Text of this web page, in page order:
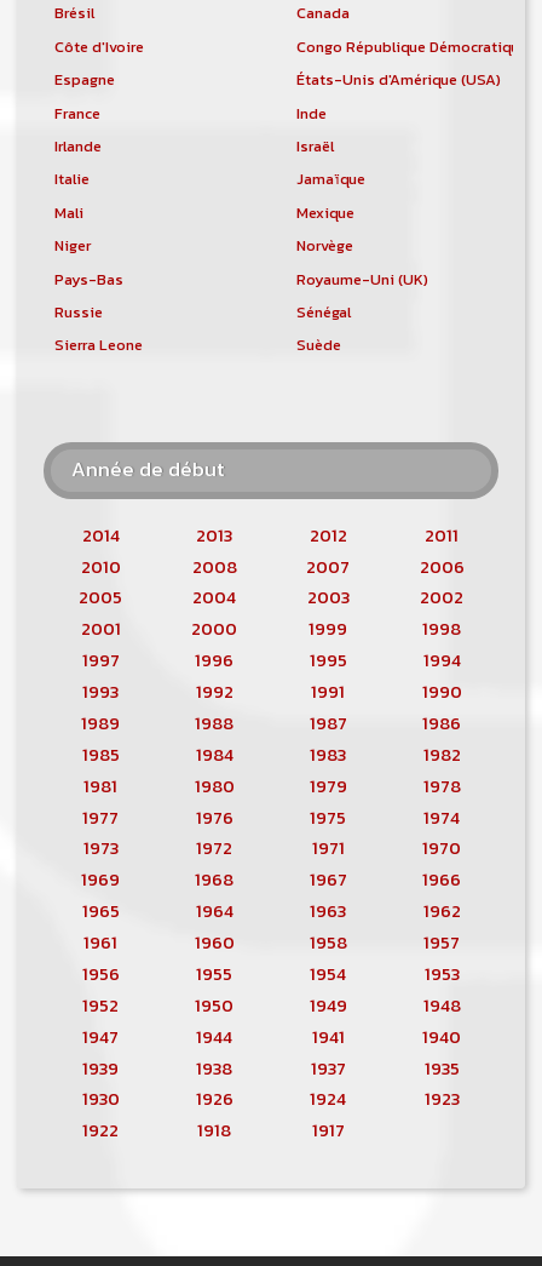
Brésil
Canada
Côte d'Ivoire
Congo République Démocratique
Espagne
États-Unis d'Amérique (USA)
France
Inde
Irlande
Israël
Italie
Jamaïque
Mali
Mexique
Niger
Norvège
Pays-Bas
Royaume-Uni (UK)
Russie
Sénégal
Sierra Leone
Suède
Année de début
2014 2013 2012
2011
2010
2008 2007
2006
2005
2004 2003
2002
2001
2000 1999
1998
1997
1996 1995
1994
1993
1992 1991
1990
1989
1988 1987
1986
1985
1984 1983
1982
1981
1980 1979
1978
1977
1976 1975
1974
1973
1972 1971
1970
1969
1968 1967
1966
1965
1964 1963
1962
1961
1960 1958
1957
1956
1955 1954
1953
1952
1950 1949
1948
1947
1944 1941
1940
1939
1938 1937
1935
1930
1926 1924
1923
1922
1918 1917